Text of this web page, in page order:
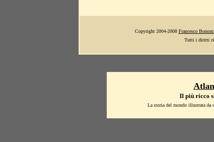
Copyright 2004-2008 Francesco Bonomi
Tutti i diritti
Il più ricco
La storia del mondo illustrata da